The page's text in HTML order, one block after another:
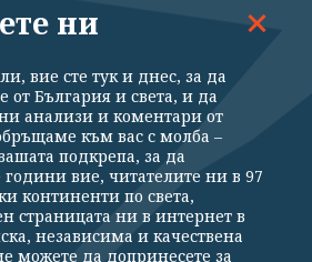
ТЕХНОЛОГИИ КАЛЕЙДОСКОП
Политика за поверителност
Контакти
За Клуб Z
Подкрепете ни
ни
вие сте тук и днес, за да
от България и света, и да
анализи и коментари от
към вас с молба –
подкрепа, за да
вие, читателите ни в 97
континенти по света,
страницата ни в интернет в
независима и качествена
можете да допринесете за